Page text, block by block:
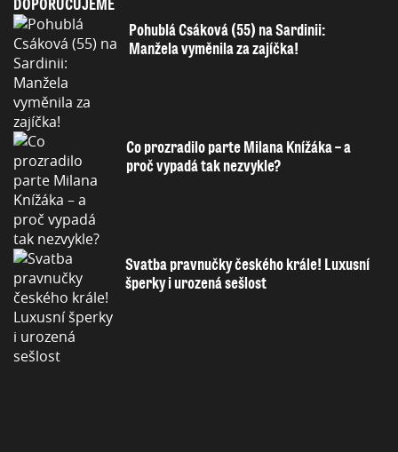
Pohublá Csáková (55) na Sardinii:
Manžela vyměnila za zajíčka!
Co prozradilo parte Milana Knížáka – a
proč vypadá tak nezvykle?
Svatba pravnučky českého krále! Luxusní
šperky i urozená sešlost